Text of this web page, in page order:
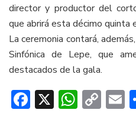
director y productor del
que abrirá esta décimo quinta
La ceremonia contará,
Sinfónica de Lepe, que
destacados de la gala.
Facebook
X